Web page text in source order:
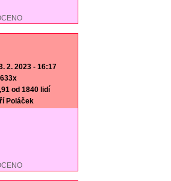
2. 2023 - 16:17
od 1840 lidí
Poláček